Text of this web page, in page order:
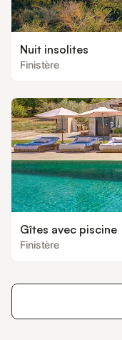
Nuit insolites
Finistère
Gîtes avec piscine
Finistère